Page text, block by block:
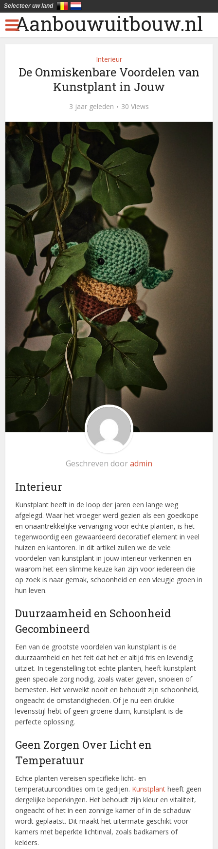
Aanbouwuitbouw.nl
Interieur
De Onmiskenbare Voordelen van
Kunstplant in Jouw
3 jaar geleden 30 Views
Geschreven dooradmin
Interieur
Kunstplant heeft in de loop der jaren een lange weg
afgelegd. Waar het vroeger werd gezien als een goedkope
en onaantrekkelijke vervanging voor echte planten, is het
tegenwoordig een gewaardeerd decoratief element in veel
huizen en kantoren. In dit artikel zullen we de vele
voordelen van kunstplant in jouw interieur verkennen en
waarom het een slimme keuze kan zijn voor iedereen die
op zoek is naar gemak, schoonheid en een vleugje groen in
hun leven.
Duurzaamheid en Schoonheid
Gecombineerd
Een van de grootste voordelen van kunstplant is de
duurzaamheid en het feit dat het er altijd fris en levendig
uitziet. In tegenstelling tot echte planten, heeft kunstplant
geen speciale zorg nodig, zoals water geven, snoeien of
bemesten. Het verwelkt nooit en behoudt zijn schoonheid,
ongeacht de omstandigheden. Of je nu een drukke
levensstijl hebt of geen groene duim, kunstplant is de
perfecte oplossing.
Geen Zorgen Over Licht en
Temperatuur
Echte planten vereisen specifieke licht- en
temperatuurcondities om te gedijen. Kunstplant heeft geen
dergelijke beperkingen. Het behoudt zijn kleur en vitaliteit,
ongeacht of het in een zonnige kamer of in de schaduw
wordt geplaatst. Dit maakt het uitermate geschikt voor
kamers met beperkte lichtinval, zoals badkamers of
kelders.
Selecteer uw land